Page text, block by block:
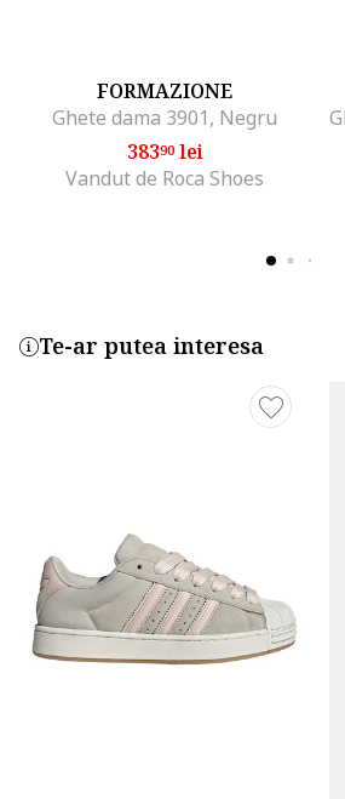
FORMAZIONE
Ghete dama 3901, Negru
38390lei
Vandut de Roca Shoes
Te-ar putea interesa